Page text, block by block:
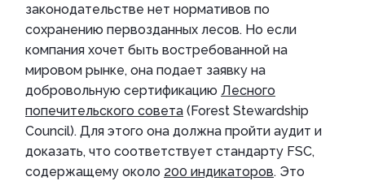
законодательстве нет нормативов по
сохранению первозданных лесов. Но если
компания хочет быть востребованной на
мировом рынке, она подает заявку на
добровольную сертификацию Лесного
попечительского совета (Forest Stewardship
Council). Для этого она должна пройти аудит и
доказать, что соответствует стандарту FSC,
содержащему около 200 индикаторов. Это